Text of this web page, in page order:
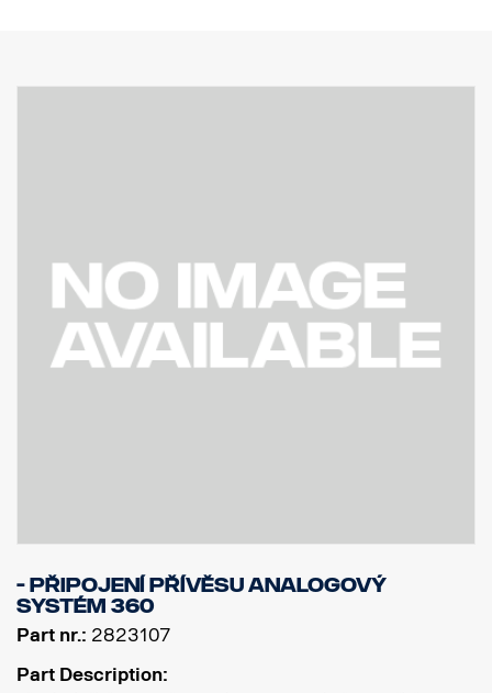
- Připojení přívěsu analogový
systém 360
Part nr.: 2823107
Part Description: